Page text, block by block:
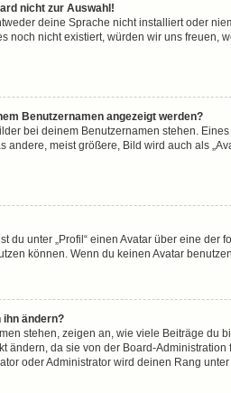
nicht zur Auswahl!
deine Sprache nicht installiert oder
noch nicht existiert, würden wir uns freuen,
Benutzernamen angezeigt werden?
bei deinem Benutzernamen stehen.
andere, meist größere, Bild wird auch als
du unter „Profil“ einen Avatar über eine
können. Wenn du keinen Avatar
ihn ändern?
stehen, zeigen an, wie viele Beiträge du
ändern, da sie von der Board-
oder Administrator wird deinen Rang